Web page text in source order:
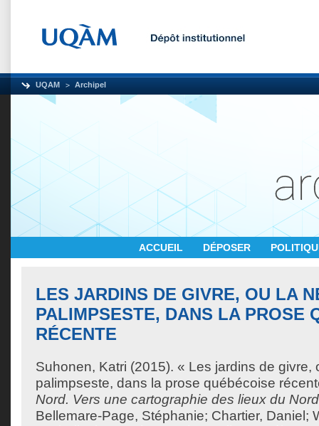
UQAM Archipel
ACCUEIL DÉPOSER
LES JARDINS DE GIVRE, OU LA
PALIMPSESTE, DANS LA PROSE
RÉCENTE
Suhonen, Katri (2015). « Les jardins de givre,
palimpseste, dans la prose québécoise
Nord. Vers une cartographie des lieux du Nord
Bellemare-Page, Stéphanie; Chartier, Daniel ;